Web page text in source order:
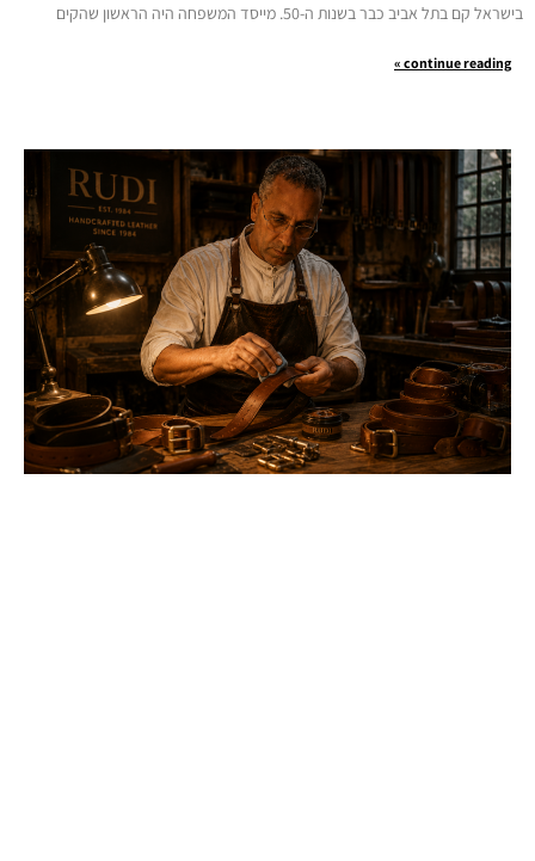
בישראל קם בתל אביב כבר בשנות ה-50. מייסד המשפחה היה הראשון שהקים
continue reading »